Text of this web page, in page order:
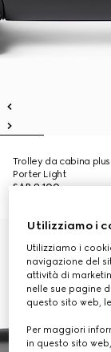
Trolley da cabina
Porter Light
SAR 9,100
Utilizziamo i
Utilizziamo i
navigazione del
attività di
nelle sue pagine
questo sito web,
Per maggiori
in questo sito